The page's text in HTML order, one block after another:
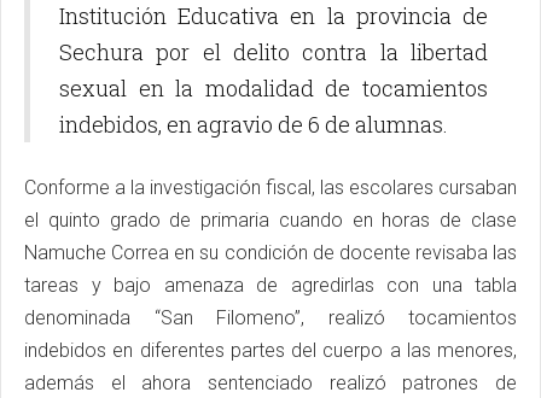
Institución Educativa en la provincia de
Sechura por el delito contra la libertad
sexual en la modalidad de tocamientos
indebidos, en agravio de 6 de alumnas.
Conforme a la investigación fiscal, las escolares cursaban
el quinto grado de primaria cuando en horas de clase
Namuche Correa en su condición de docente revisaba las
tareas y bajo amenaza de agredirlas con una tabla
denominada “San Filomeno”, realizó tocamientos
indebidos en diferentes partes del cuerpo a las menores,
además el ahora sentenciado realizó patrones de